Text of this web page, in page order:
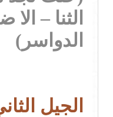
الثنا –
الدواسر)